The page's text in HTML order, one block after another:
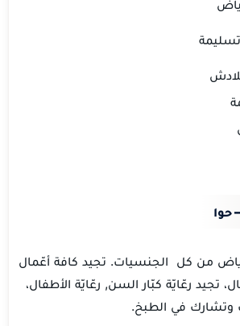
حوا
من كل الجنسيات. تجيد كافة أعّمال
تجيد رعّايّة كبّار السن, رعّايّة الأطفال،
وتشارك في الطبخ.